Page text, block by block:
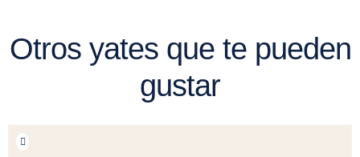
Otros yates que te pueden
gustar